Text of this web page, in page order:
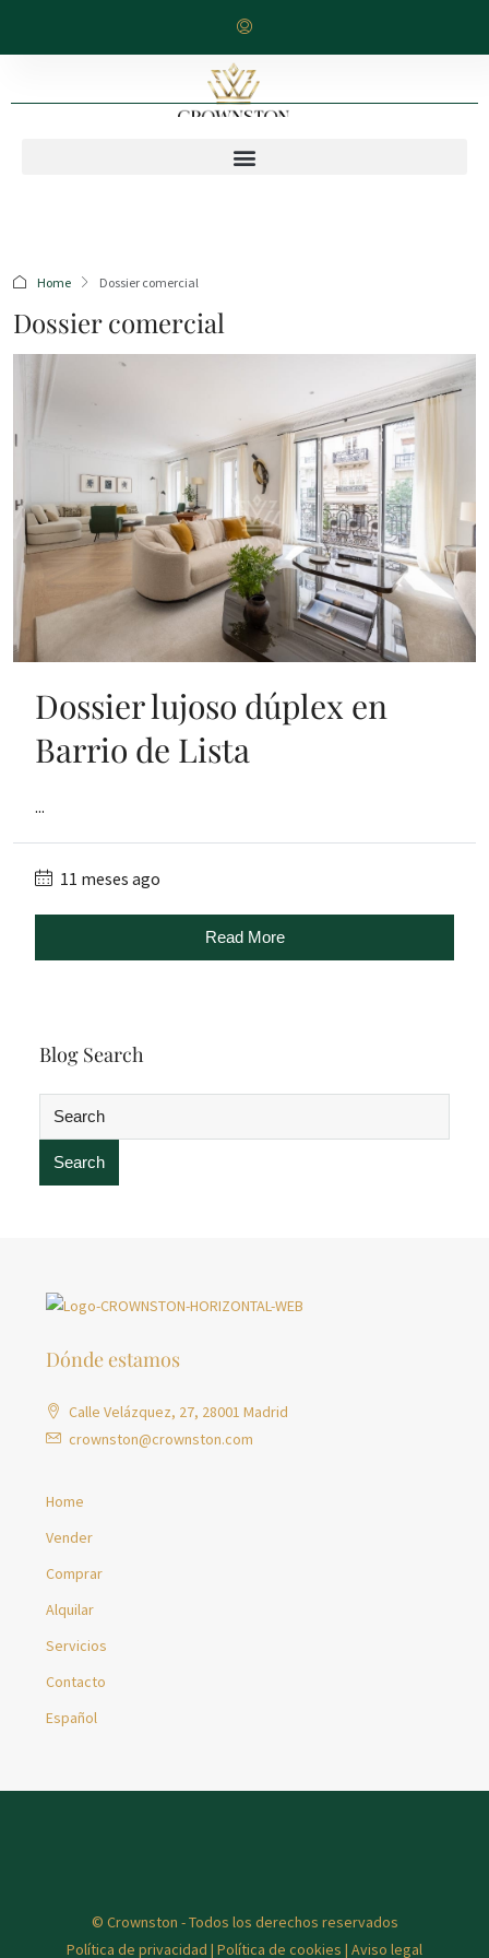
Home Dossier comercial
Dossier comercial
Dossier lujoso dúplex en
Barrio de Lista
...
11 meses ago
Read More
Blog Search
Search
Dónde estamos
Calle Velázquez, 27, 28001 Madrid
crownston@crownston.com
Home
Vender
Comprar
Alquilar
Servicios
Contacto
Español
© Crownston - Todos los derechos reservados
Política de privacidad | Política de cookies | Aviso legal